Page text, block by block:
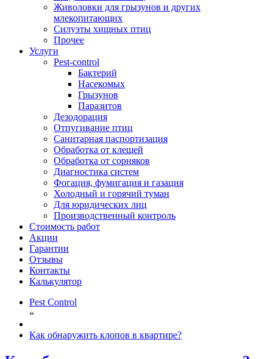
Живоловки для грызунов и других
млекопитающих
Силуэты хищных птиц
Прочее
Услуги
Pest-control
Бактерий
Насекомых
Грызунов
Паразитов
Дезодорация
Отпугивание птиц
Санитарная паспортизация
Обработка от клещей
Обработка от сорняков
Диагностика систем
Фогация, фумигация и газация
Холодный и горячий туман
Для юридических лиц
Производственный контроль
Стоимость работ
Акции
Гарантии
Отзывы
Контакты
Калькулятор
Pest Control
»
Как обнаружить клопов в квартире?